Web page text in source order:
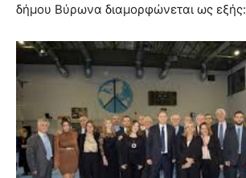
δήμου Βύρωνα διαμορφώνεται ως εξής: